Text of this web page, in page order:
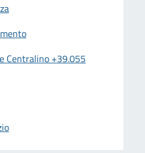
Centralino +39.055